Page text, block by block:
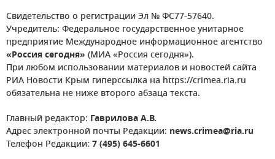
Свидетельство о регистрации Эл № ФС77-57640.
Учредитель: Федеральное государственное унитарное
предприятие Международное информационное агентство
«Россия сегодня» (МИА «Россия сегодня»).
При любом использовании материалов и новостей сайта
РИА Новости Крым гиперссылка на https://crimea.ria.ru
обязательна не ниже второго абзаца текста.
Главный редактор: Гаврилова А.В.
Адрес электронной почты Редакции: news.crimea@ria.ru
Телефон Редакции: 7 (495) 645-6601